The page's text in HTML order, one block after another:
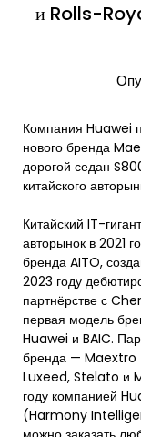
и Rolls-
Компания Huawei
нового бренда
дорогой седан
китайского
Китайский IT-
авторынок в 2021
бренда AITO,
2023 году
партнёрстве с
первая модель
Huawei и BAIC.
бренда — Maextro
Luxeed, Stelato и
году компанией
(Harmony